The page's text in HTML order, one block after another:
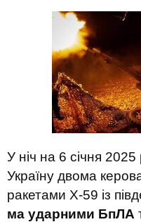
У ніч на 6 січня
Україну двома
ракетами Х-59 із
ма ударними БпЛА